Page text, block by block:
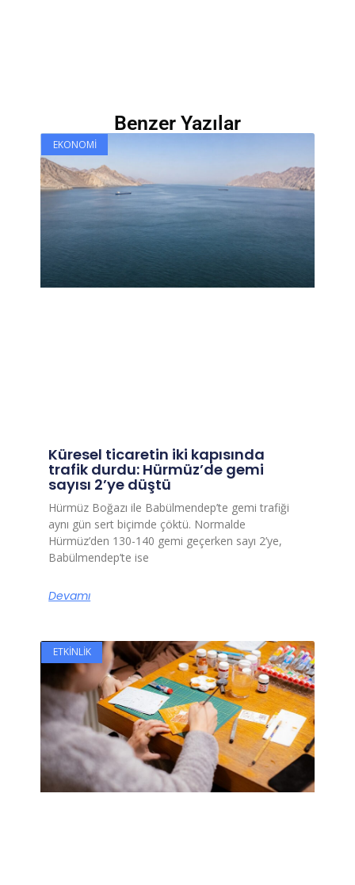
Benzer Yazılar
EKONOMI
Küresel ticaretin iki kapısında
trafik durdu: Hürmüz’de gemi
sayısı 2’ye düştü
Hürmüz Boğazı ile Babülmendep’te gemi trafiği
aynı gün sert biçimde çöktü. Normalde
Hürmüz’den 130-140 gemi geçerken sayı 2’ye,
Babülmendep’te ise
Devamı
ETKINLIK